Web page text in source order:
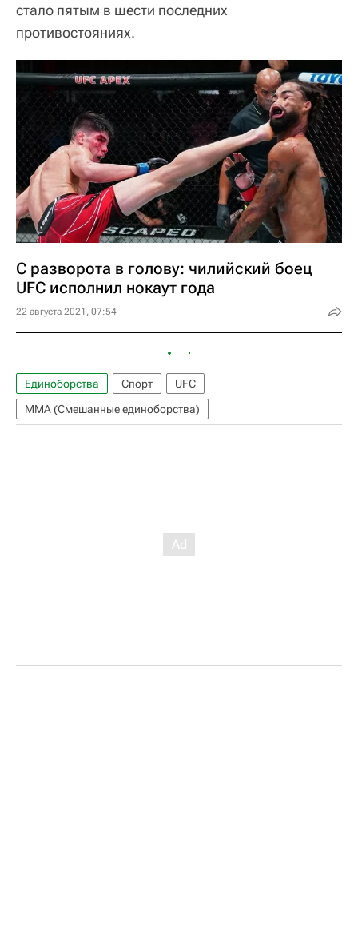
стало пятым в шести последних
противостояниях.
С разворота в голову: чилийский боец
UFC исполнил нокаут года
22 августа 2021, 07:54
Единоборства Спорт
UFC
ММА (Смешанные единоборства)